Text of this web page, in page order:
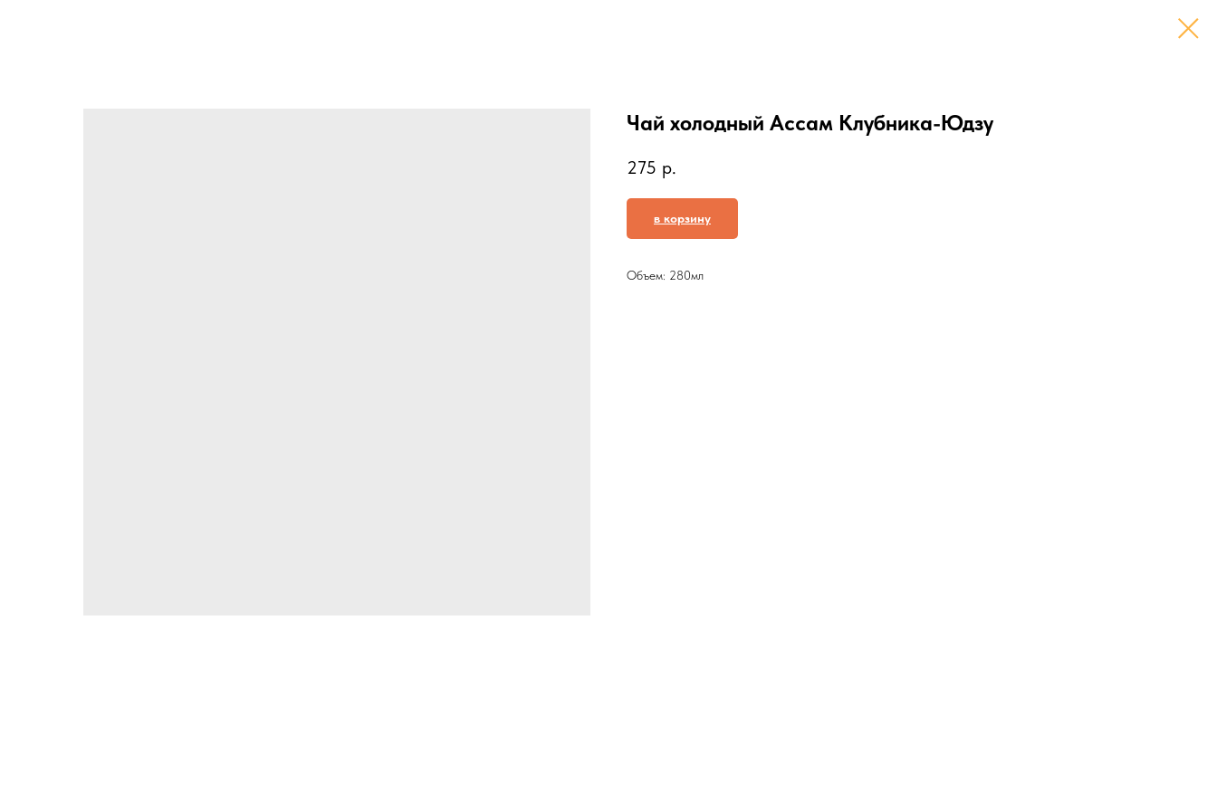
Чай холодный Ассам Клубника-Юдзу
275 р.
в корзину
Объем: 280мл